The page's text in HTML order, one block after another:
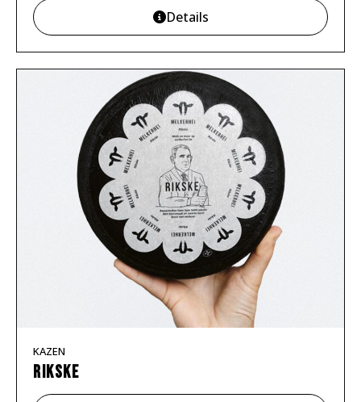
Details
KAZEN
Rikske